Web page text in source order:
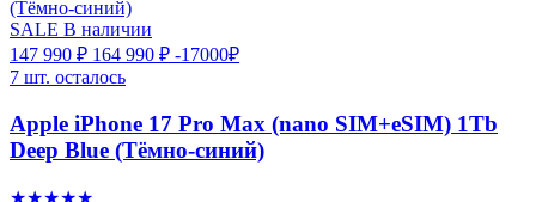
SALE В наличии
147 990 ₽ 164 990 ₽ -17000₽
7 шт. осталось
Apple iPhone 17 Pro Max (nano SIM+eSIM) 1Tb
Deep Blue (Тёмно-синий)
★★★★★